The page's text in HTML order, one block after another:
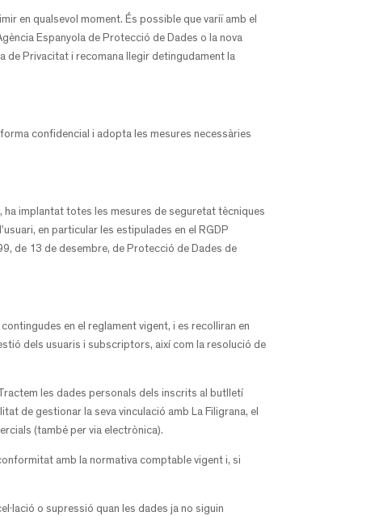
en qualsevol moment. És possible que variï amb el
Espanyola de Protecció de Dades o la nova
de Privacitat i recomana llegir detingudament la
confidencial i adopta les mesures necessàries
ha implantat totes les mesures de seguretat tècniques
en particular les estipulades en el RGDP
de 13 de desembre, de Protecció de Dades de
en el reglament vigent, i es recolliran en
dels usuaris i subscriptors, així com la resolució de
les dades personals dels inscrits al butlletí
de gestionar la seva vinculació amb La Filigrana, el
(també per via electrònica).
amb la normativa comptable vigent i, si
o supressió quan les dades ja no siguin